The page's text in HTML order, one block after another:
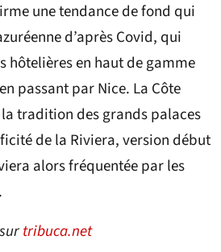
une tendance de fond qui
d’après Covid, qui
hôtelières en haut de gamme
passant par Nice. La Côte
la tradition des grands palaces
de la Riviera, version début
alors fréquentée par les
tribuca.net